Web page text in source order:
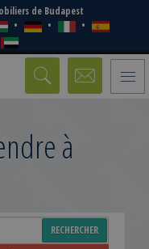
de Budapest
Toggle
à
RECHERCHER